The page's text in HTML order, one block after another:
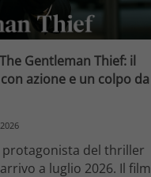
Gentleman Thief: il
azione e un colpo da
del thriller
a luglio 2026. Il film